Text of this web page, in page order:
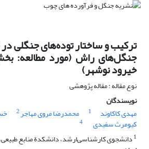
ترکیب و ساختار توده‌های جنگلی در
جنگل‌های راش (مورد مطالعه:
خیرود نوشهر)
نوع مقاله : مقاله پژوهشی
نویسندگان
مهدی کاکاوند
1 محمدرضا مروی مهاجر2
کیومرث سفیدی
4
1 دانشجوی کارشناسی‌ارشد، دانشکدة منابع